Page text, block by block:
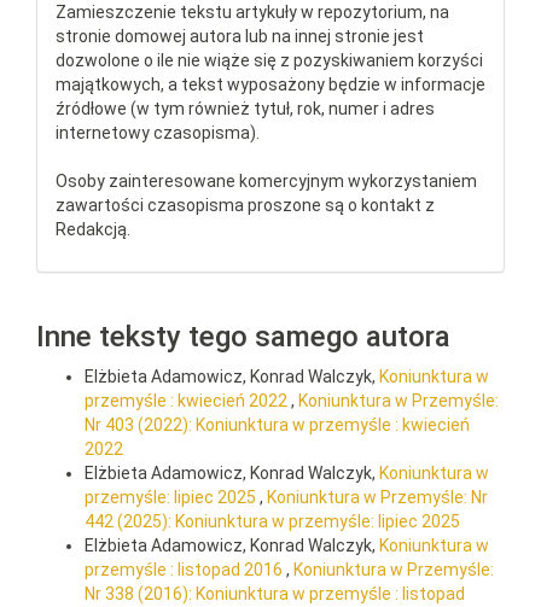
Zamieszczenie tekstu artykuły w repozytorium, na
stronie domowej autora lub na innej stronie jest
dozwolone o ile nie wiąże się z pozyskiwaniem korzyści
majątkowych, a tekst wyposażony będzie w informacje
źródłowe (w tym również tytuł, rok, numer i adres
internetowy czasopisma).
Osoby zainteresowane komercyjnym wykorzystaniem
zawartości czasopisma proszone są o kontakt z
Redakcją.
Inne teksty tego samego autora
Elżbieta Adamowicz, Konrad Walczyk, Koniunktura w
przemyśle : kwiecień 2022 , Koniunktura w Przemyśle:
Nr 403 (2022): Koniunktura w przemyśle : kwiecień
2022
Elżbieta Adamowicz, Konrad Walczyk, Koniunktura w
przemyśle: lipiec 2025 , Koniunktura w Przemyśle: Nr
442 (2025): Koniunktura w przemyśle: lipiec 2025
Elżbieta Adamowicz, Konrad Walczyk, Koniunktura w
przemyśle : listopad 2016 , Koniunktura w Przemyśle:
Nr 338 (2016): Koniunktura w przemyśle : listopad